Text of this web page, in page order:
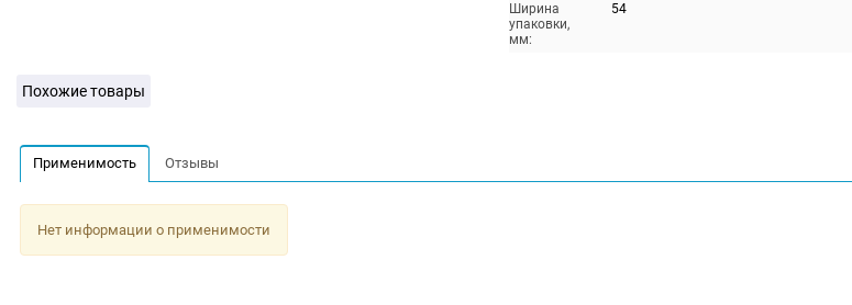
Ширина
упаковки,
мм:
54
Похожие товары
Применимость Отзывы
Нет информации о применимости